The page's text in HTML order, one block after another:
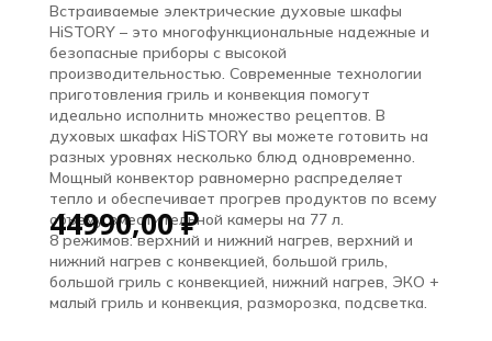
Встраиваемые электрические духовые шкафы
HiSTORY – это многофункциональные надежные и
безопасные приборы с высокой
производительностью. Современные технологии
приготовления гриль и конвекция помогут
идеально исполнить множество рецептов. В
духовых шкафах HiSTORY вы можете готовить на
разных уровнях несколько блюд одновременно.
Мощный конвектор равномерно распределяет
тепло и обеспечивает прогрев продуктов по всему
объему вместительной камеры на 77 л.
8 режимов: верхний и нижний нагрев, верхний и
нижний нагрев с конвекцией, большой гриль,
большой гриль с конвекцией, нижний нагрев, ЭКО +
малый гриль и конвекция, разморозка, подсветка.
44990,00₽